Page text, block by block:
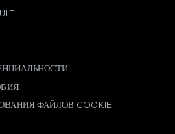
ФАЙЛОВ COOKIE